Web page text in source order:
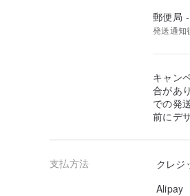
郵便局
発送通知
キャン
合があ
での発
前にデ
支払方法
クレジ
Alipay